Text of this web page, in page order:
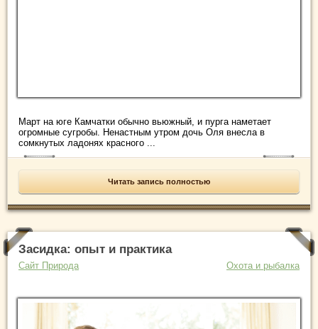
Март на юге Камчатки обычно вьюжный, и пурга наметает
огромные сугробы. Ненастным утром дочь Оля внесла в
сомкнутых ладонях красного ...
Читать запись полностью
Засидка: опыт и практика
Сайт Природа Охота и рыбалка